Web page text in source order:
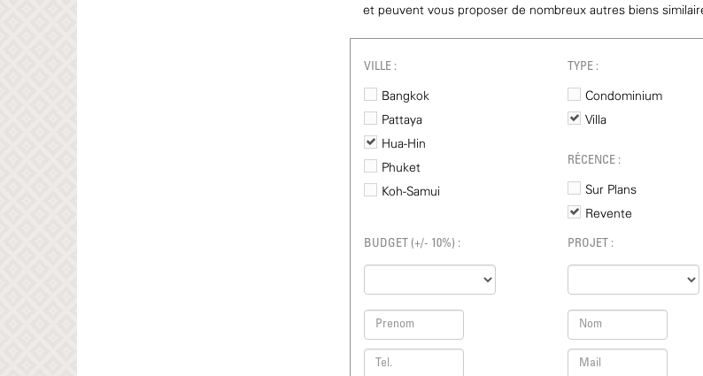
et peuvent vous proposer de nombreux autres biens
VILLE : TYPE :
Bangkok
Pattaya
Hua-Hin
Phuket
Koh-Samui
Condominium
Villa
RÉCENCE :
Sur Plans
Revente
BUDGET (+/- 10%) : PROJET :